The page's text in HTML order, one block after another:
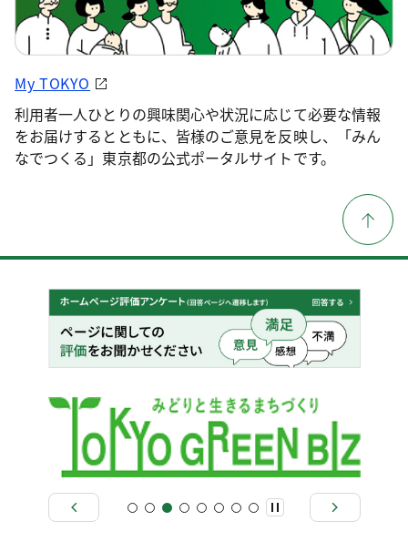
My TOKYO
利用者一人ひとりの興味関心や状況に応じて必要な情報
をお届けするとともに、皆様のご意見を反映し、「みん
なでつくる」東京都の公式ポータルサイトです。